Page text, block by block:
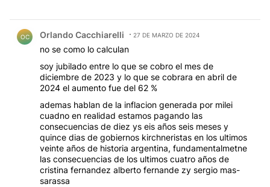
OC Orlando Cacchiarelli 27 DE MARZO DE 2024
no se como lo calculan
soy jubilado entre lo que se cobro el mes de
diciembre de 2023 y lo que se cobrara en abril de
2024 el aumento fue del 62 %
ademas hablan de la inflacion generada por milei
cuadno en realidad estamos pagando las
consecuencias de diez ys eis años seis meses y
quince dias de gobiernos kirchneristas en los ultimos
veinte años de historia argentina, fundamentalmetne
las consecuencias de los ultimos cuatro años de
cristina fernandez alberto fernande zy sergio mas-
sarassa